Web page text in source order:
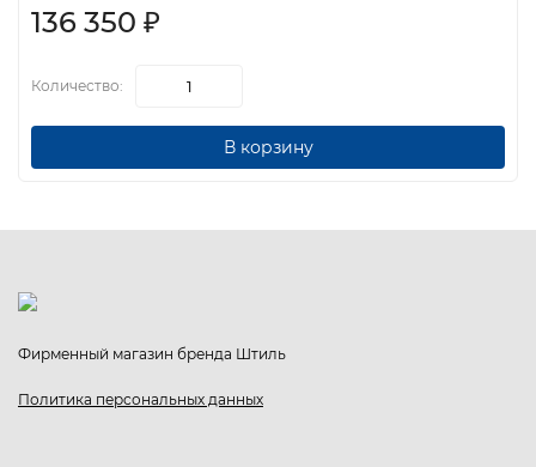
136 350 ₽
Количество:
В корзину
Фирменный магазин бренда Штиль
Политика персональных данных